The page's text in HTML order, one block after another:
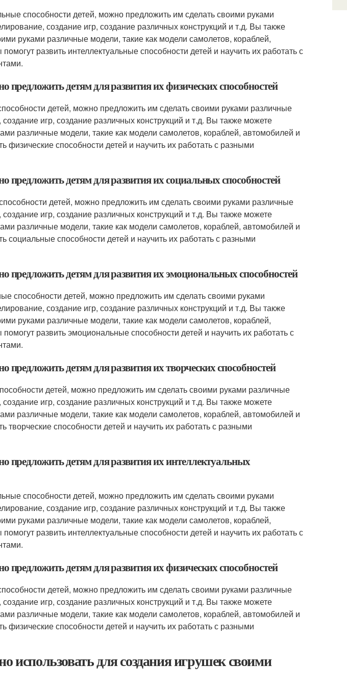
способности детей, можно предложить им сделать своими руками
создание игр, создание различных конструкций и т.д. Вы также
руками различные модели, такие как модели самолетов, кораблей,
развить интеллектуальные способности детей и научить их работать с
детям для развития их физических способностей
детей, можно предложить им сделать своими руками различные
игр, создание различных конструкций и т.д. Вы также можете
различные модели, такие как модели самолетов, кораблей, автомобилей и
физические способности детей и научить их работать с разными
детям для развития их социальных способностей
детей, можно предложить им сделать своими руками различные
игр, создание различных конструкций и т.д. Вы также можете
различные модели, такие как модели самолетов, кораблей, автомобилей и
социальные способности детей и научить их работать с разными
предложить детям для развития их эмоциональных способностей
способности детей, можно предложить им сделать своими руками
создание игр, создание различных конструкций и т.д. Вы также
руками различные модели, такие как модели самолетов, кораблей,
развить эмоциональные способности детей и научить их работать с
детям для развития их творческих способностей
детей, можно предложить им сделать своими руками различные
игр, создание различных конструкций и т.д. Вы также можете
различные модели, такие как модели самолетов, кораблей, автомобилей и
творческие способности детей и научить их работать с разными
предложить детям для развития их интеллектуальных
способности детей, можно предложить им сделать своими руками
создание игр, создание различных конструкций и т.д. Вы также
руками различные модели, такие как модели самолетов, кораблей,
развить интеллектуальные способности детей и научить их работать с
детям для развития их физических способностей
детей, можно предложить им сделать своими руками различные
игр, создание различных конструкций и т.д. Вы также можете
различные модели, такие как модели самолетов, кораблей, автомобилей и
физические способности детей и научить их работать с разными
использовать для создания игрушек своими